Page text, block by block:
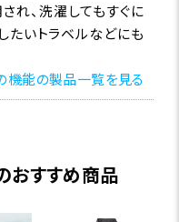
れ、洗濯してもすぐに
たいトラベルなどにも
機能の製品一覧を見る
おすすめ商品